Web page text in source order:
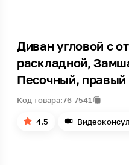
Диван угловой с
раскладной,
Песочный, правый
Код товара:76-7541
4.5